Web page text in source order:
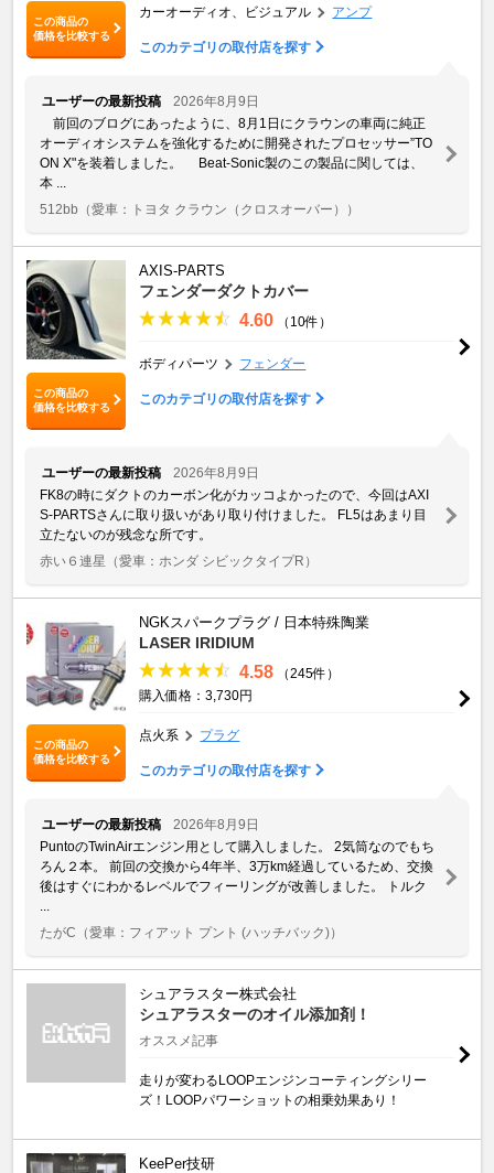
この商品の
価格を比較する
カーオーディオ、ビジュアル アンプ
このカテゴリの取付店を探す
ユーザーの最新投稿
2026年8月9日
前回のブログにあったように、8月1日にクラウンの車両に純正
オーディオシステムを強化するために開発されたプロセッサー”TO
ON X"を装着しました。 Beat-Sonic製のこの製品に関しては、
本 ...
512bb （愛車：トヨタ クラウン（クロスオーバー））
この商品の
価格を比較する
AXIS-PARTS
フェンダーダクトカバー
4.60 （10件）
ボディパーツ フェンダー
このカテゴリの取付店を探す
ユーザーの最新投稿
2026年8月9日
FK8の時にダクトのカーボン化がカッコよかったので、今回はAXI
S-PARTSさんに取り扱いがあり取り付けました。 FL5はあまり目
立たないのが残念な所です。
赤い６連星 （愛車：ホンダ シビックタイプR）
この商品の
価格を比較する
NGKスパークプラグ / 日本特殊陶業
LASER IRIDIUM
4.58
（245件）
購入価格：3,730円
点火系 プラグ
このカテゴリの取付店を探す
ユーザーの最新投稿
2026年8月9日
PuntoのTwinAirエンジン用として購入しました。 2気筒なのでもち
ろん２本。 前回の交換から4年半、3万km経過しているため、交換
後はすぐにわかるレベルでフィーリングが改善しました。 トルク
たがC （愛車：フィアット プント (ハッチバック)）
シュアラスター株式会社
シュアラスターのオイル添加剤！
オススメ記事
走りが変わるLOOPエンジンコーティングシリー
ズ！LOOPパワーショットの相乗効果あり！
KeePer技研